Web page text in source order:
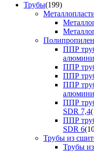
Трубы(199)
ППР
ППР
ППР
ППР
ППР
SDR 7,4
ППР
SDR 6
Трубы из
Трубы